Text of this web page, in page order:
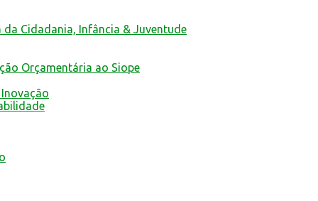
Cidadania, Infância & Juventude
Orçamentária ao Siope